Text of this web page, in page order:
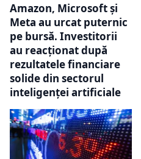
Amazon, Microsoft și
Meta au urcat puternic
pe bursă. Investitorii
au reacționat după
rezultatele financiare
solide din sectorul
inteligenței artificiale